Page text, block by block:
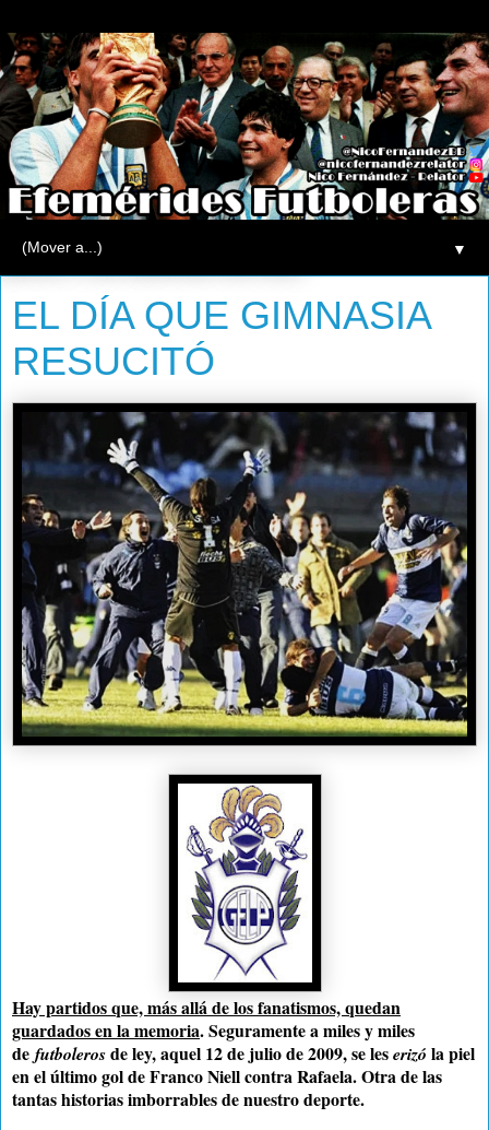
▼
jueves, 8 de diciembre de 2011
EL DÍA QUE GIMNASIA
RESUCITÓ
Hay partidos que, más allá de los fanatismos, quedan
guardados en la memoria. Seguramente a miles y miles
de futbolerosde ley, aquel 12 de julio de 2009, se leserizó la piel
en el último gol de Franco Niell contra Rafaela. Otra de las
tantas historias imborrables de nuestro deporte.